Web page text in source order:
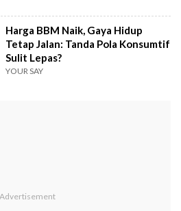
Harga BBM Naik, Gaya Hidup
Tetap Jalan: Tanda Pola Konsumtif
Sulit Lepas?
YOUR SAY